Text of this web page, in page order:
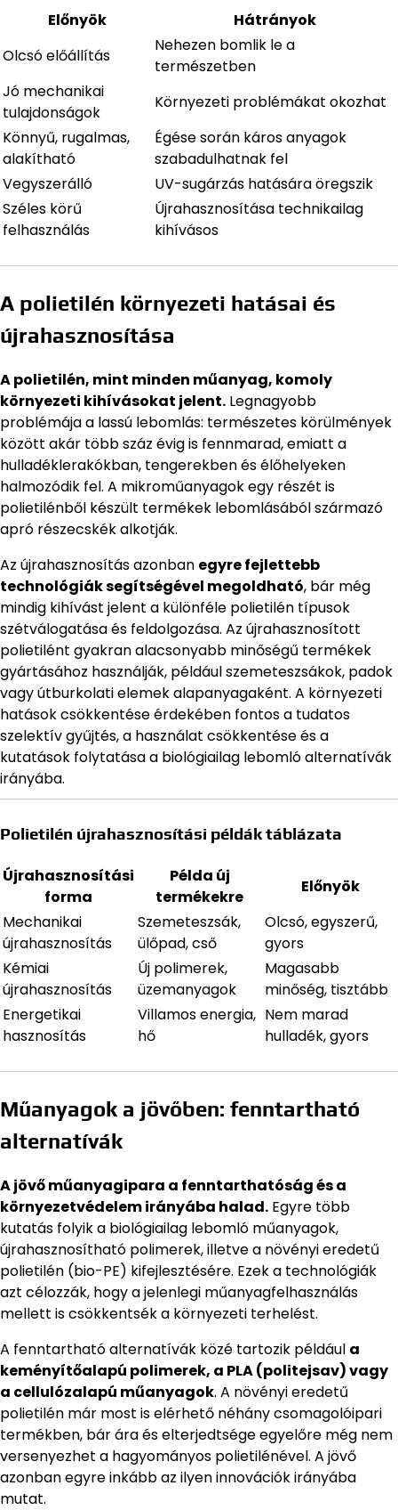
Előnyök
Hátrányok
Olcsó előállítás
Nehezen bomlik le a
természetben
Jó mechanikai
tulajdonságok
Környezeti problémákat okozhat
Könnyű, rugalmas,
alakítható
Égése során káros anyagok
szabadulhatnak fel
Vegyszerálló
UV-sugárzás hatására öregszik
Széles körű
felhasználás
Újrahasznosítása technikailag
kihívásos
A polietilén környezeti hatásai és
újrahasznosítása
A polietilén, mint minden műanyag, komoly
környezeti kihívásokat jelent. Legnagyobb
problémája a lassú lebomlás: természetes körülmények
között akár több száz évig is fennmarad, emiatt a
hulladéklerakókban, tengerekben és élőhelyeken
halmozódik fel. A mikroműanyagok egy részét is
polietilénből készült termékek lebomlásából származó
apró részecskék alkotják.
Az újrahasznosítás azonban egyre fejlettebb
technológiák segítségével megoldható, bár még
mindig kihívást jelent a különféle polietilén típusok
szétválogatása és feldolgozása. Az újrahasznosított
polietilént gyakran alacsonyabb minőségű termékek
gyártásához használják, például szemeteszsákok, padok
vagy útburkolati elemek alapanyagaként. A környezeti
hatások csökkentése érdekében fontos a tudatos
szelektív gyűjtés, a használat csökkentése és a
kutatások folytatása a biológiailag lebomló alternatívák
irányába.
Polietilén újrahasznosítási példák táblázata
Újrahasznosítási
forma
Példa új
termékekre
Előnyök
Mechanikai
újrahasznosítás
Szemeteszsák,
ülőpad, cső
Olcsó, egyszerű,
gyors
Kémiai
újrahasznosítás
Új polimerek,
üzemanyagok
Magasabb
minőség, tisztább
Energetikai
hasznosítás
Villamos energia,
hő
Nem marad
hulladék, gyors
Műanyagok a jövőben: fenntartható
alternatívák
A jövő műanyagipara a fenntarthatóság és a
környezetvédelem irányába halad. Egyre több
kutatás folyik a biológiailag lebomló műanyagok,
újrahasznosítható polimerek, illetve a növényi eredetű
polietilén (bio-PE) kifejlesztésére. Ezek a technológiák
azt célozzák, hogy a jelenlegi műanyagfelhasználás
mellett is csökkentsék a környezeti terhelést.
A fenntartható alternatívák közé tartozik például a
keményítőalapú polimerek, a PLA (politejsav) vagy
a cellulózalapú műanyagok. A növényi eredetű
polietilén már most is elérhető néhány csomagolóipari
termékben, bár ára és elterjedtsége egyelőre még nem
versenyezhet a hagyományos polietilénével. A jövő
azonban egyre inkább az ilyen innovációk irányába
mutat.